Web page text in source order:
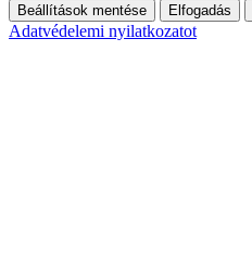
Beállítások mentése Elfogadás
Adatvédelemi nyilatkozatot